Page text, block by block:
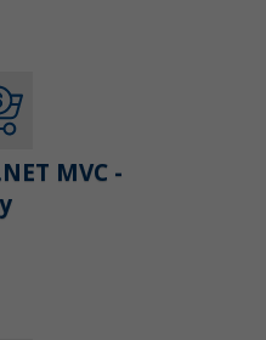
MVC -